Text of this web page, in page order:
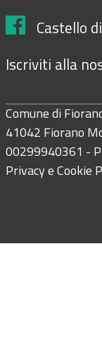
Castello
Iscriviti alla
Comune di
41042 Fiorano
00299940361 -
Privacy e Cookie